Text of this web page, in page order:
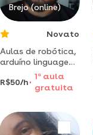
Brejo (online)
Novato
Aulas de robótica,
arduíno linguagem
c lógica pra
programação e
muito mais
R$50/h
1 aaula
gratuita